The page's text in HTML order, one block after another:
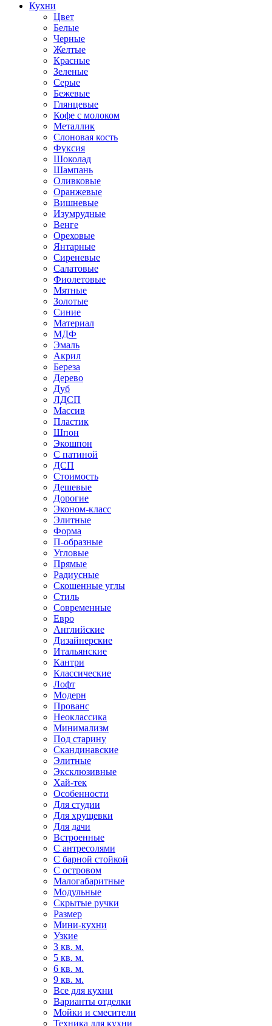
Кухни
Цвет
Белые
Черные
Желтые
Красные
Зеленые
Серые
Бежевые
Глянцевые
Кофе с молоком
Металлик
Слоновая кость
Фуксия
Шоколад
Шампань
Оливковые
Оранжевые
Вишневые
Изумрудные
Венге
Ореховые
Янтарные
Сиреневые
Салатовые
Фиолетовые
Мятные
Золотые
Синие
Материал
МДФ
Эмаль
Акрил
Береза
Дерево
Дуб
ЛДСП
Массив
Пластик
Шпон
Экошпон
С патиной
ДСП
Стоимость
Дешевые
Дорогие
Эконом-класс
Элитные
Форма
П-образные
Угловые
Прямые
Радиусные
Скошенные углы
Стиль
Современные
Евро
Английские
Дизайнерские
Итальянские
Кантри
Классические
Лофт
Модерн
Прованс
Неоклассика
Минимализм
Под старину
Скандинавские
Элитные
Эксклюзивные
Хай-тек
Особенности
Для студии
Для хрущевки
Для дачи
Встроенные
С антресолями
С барной стойкой
С островом
Малогабаритные
Модульные
Скрытые ручки
Размер
Мини-кухни
Узкие
3 кв. м.
5 кв. м.
6 кв. м.
9 кв. м.
Все для кухни
Варианты отделки
Мойки и смесители
Техника для кухни